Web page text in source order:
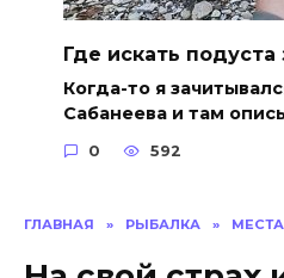
ГЛАВНАЯ » РЫБАЛКА » МЕСТА
Где искать подуста
Когда-то я
Сабанеева и там
0 592